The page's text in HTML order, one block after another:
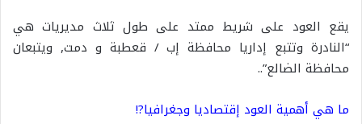
يقع العود على شريط ممتد على طول ثلاث مديريات هي
“النادرة وتتبع إداريا محافظة إب / قعطبة و دمت, ويتبعان
محافظة الضالع”..
ما هي أهمية العود إقتصاديا وجغرافيا?!